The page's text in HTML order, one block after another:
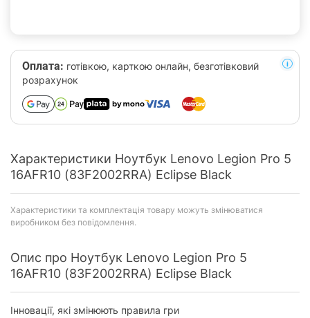
Оплата: готівкою, карткою онлайн, безготівковий
розрахунок
Характеристики Ноутбук Lenovo Legion Pro 5
16AFR10 (83F2002RRA) Eclipse Black
Характеристики та комплектація товару можуть змінюватися
виробником без повідомлення.
Опис про Ноутбук Lenovo Legion Pro 5
16AFR10 (83F2002RRA) Eclipse Black
Інновації, які змінюють правила гри